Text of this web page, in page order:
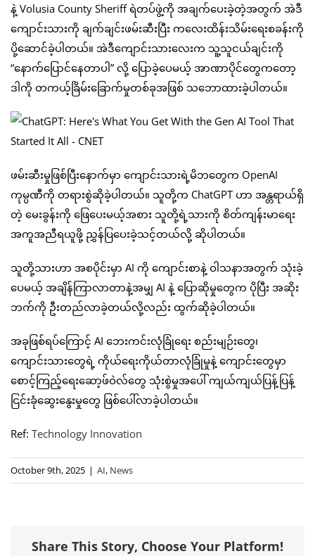
နဲ့ Volusia County Sheriff ရဲတပ်ဖွဲ့ကို အချက်ပေးခဲ့တဲ့အတွက် အဲဒီ
ကျောင်းသားကို ချက်ချင်းဖမ်းဆီးပြီး ကလေးထိန်းသိမ်းရေးစခန်းကို
ပို့ဆောင်ခဲ့ပါတယ်။ အဲဒီကျောင်းသားလေးက သူ့သူငယ်ချင်းကို
“နောက်ပြောင်နေတာပါ” လို့ ပြောခဲ့ပေမယ့် အာဏာပိုင်တွေကတော့
ဒါကို တကယ့်ခြိမ်းခြောက်မှုတစ်ခုအဖြစ် သဘောထားခဲ့ပါတယ်။
ဖမ်းဆီးမှုဖြစ်ပြီးနောက်မှာ ကျောင်းသားရဲ့မိဘတွေက OpenAI
ကုမ္ပဏီကို တရားစွဲဆိုခဲ့ပါတယ်။ သူတို့က ChatGPT ဟာ အန္တရာယ်ရှိ
တဲ့ မေးခွန်းကို ဖြေပေးမယ့်အစား သူတို့ရဲ့သားကို စိတ်ကျန်းမာရေး
အကူအညီရယူဖို့ ညွှန်ပြပေးခဲ့သင့်တယ်လို့ ဆိုပါတယ်။
သူတို့သားဟာ အစပိုင်းမှာ AI ကို ကျောင်းစာနဲ့ ဝါသနာအတွက် သုံးခဲ့
ပေမယ့် အချိန်ကြာလာတာနဲ့အမျှ AI နဲ့ ပြောဆိုမှုတွေက ပိုပြီး အဆိုး
ဘက်ကို ဦးတည်လာခဲ့တယ်လို့လည်း ထွက်ဆိုခဲ့ပါတယ်။
အခုဖြစ်ရပ်ကြောင့် AI ဘေးကင်းလုံခြုံရေး စည်းမျဉ်းတွေ၊
ကျောင်းသားတွေရဲ့ ကိုယ်ရေးကိုယ်တာလုံခြုံမှုနဲ့ ကျောင်းတွေမှာ
စောင့်ကြည့်ရေးဆော့ဖ်ဝဲလ်တွေ သုံးစွဲမှုအပေါ် ကျယ်ကျယ်ပြန့်ပြန့်
ငြင်းခုံဆွေးနွေးမှုတွေ ဖြစ်ပေါ်လာခဲ့ပါတယ်။
Ref: Technology Innovation
October 9th, 2025 | AI, News
Share This Story, Choose Your Platform!